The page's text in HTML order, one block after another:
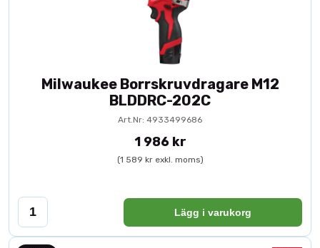
Milwaukee Borrskruvdragare M12
BLDDRC-202C
Art.Nr: 4933499686
1 986 kr
(1 589 kr exkl. moms)
Lägg i varukorg